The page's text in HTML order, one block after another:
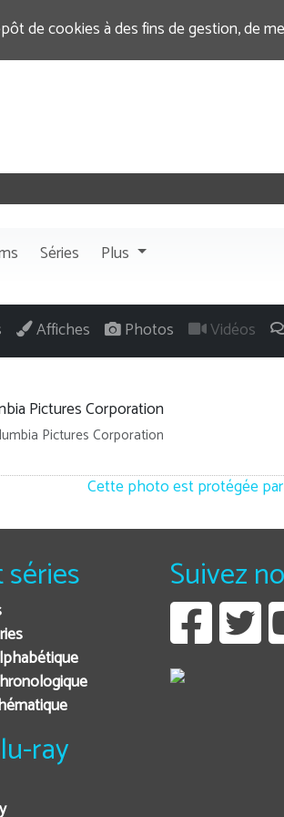
de cookies à des fins de gestion, de
Séries Plus
Affiches Photos Vidéos
Pictures Corporation
Cette photo est protégée
séries
ray
Suivez